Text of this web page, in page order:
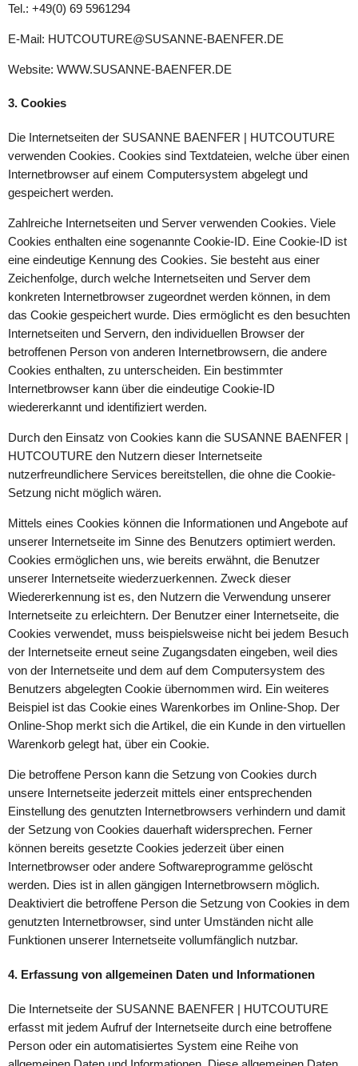
Tel.: +49(0) 69 5961294
E-Mail: HUTCOUTURE@SUSANNE-BAENFER.DE
Website: WWW.SUSANNE-BAENFER.DE
3. Cookies
Die Internetseiten der SUSANNE BAENFER | HUTCOUTURE
verwenden Cookies. Cookies sind Textdateien, welche über einen
Internetbrowser auf einem Computersystem abgelegt und
gespeichert werden.
Zahlreiche Internetseiten und Server verwenden Cookies. Viele
Cookies enthalten eine sogenannte Cookie-ID. Eine Cookie-ID ist
eine eindeutige Kennung des Cookies. Sie besteht aus einer
Zeichenfolge, durch welche Internetseiten und Server dem
konkreten Internetbrowser zugeordnet werden können, in dem
das Cookie gespeichert wurde. Dies ermöglicht es den besuchten
Internetseiten und Servern, den individuellen Browser der
betroffenen Person von anderen Internetbrowsern, die andere
Cookies enthalten, zu unterscheiden. Ein bestimmter
Internetbrowser kann über die eindeutige Cookie-ID
wiedererkannt und identifiziert werden.
Durch den Einsatz von Cookies kann die SUSANNE BAENFER |
HUTCOUTURE den Nutzern dieser Internetseite
nutzerfreundlichere Services bereitstellen, die ohne die Cookie-
Setzung nicht möglich wären.
Mittels eines Cookies können die Informationen und Angebote auf
unserer Internetseite im Sinne des Benutzers optimiert werden.
Cookies ermöglichen uns, wie bereits erwähnt, die Benutzer
unserer Internetseite wiederzuerkennen. Zweck dieser
Wiedererkennung ist es, den Nutzern die Verwendung unserer
Internetseite zu erleichtern. Der Benutzer einer Internetseite, die
Cookies verwendet, muss beispielsweise nicht bei jedem Besuch
der Internetseite erneut seine Zugangsdaten eingeben, weil dies
von der Internetseite und dem auf dem Computersystem des
Benutzers abgelegten Cookie übernommen wird. Ein weiteres
Beispiel ist das Cookie eines Warenkorbes im Online-Shop. Der
Online-Shop merkt sich die Artikel, die ein Kunde in den virtuellen
Warenkorb gelegt hat, über ein Cookie.
Die betroffene Person kann die Setzung von Cookies durch
unsere Internetseite jederzeit mittels einer entsprechenden
Einstellung des genutzten Internetbrowsers verhindern und damit
der Setzung von Cookies dauerhaft widersprechen. Ferner
können bereits gesetzte Cookies jederzeit über einen
Internetbrowser oder andere Softwareprogramme gelöscht
werden. Dies ist in allen gängigen Internetbrowsern möglich.
Deaktiviert die betroffene Person die Setzung von Cookies in dem
genutzten Internetbrowser, sind unter Umständen nicht alle
Funktionen unserer Internetseite vollumfänglich nutzbar.
4. Erfassung von allgemeinen Daten und Informationen
Die Internetseite der SUSANNE BAENFER | HUTCOUTURE
erfasst mit jedem Aufruf der Internetseite durch eine betroffene
Person oder ein automatisiertes System eine Reihe von